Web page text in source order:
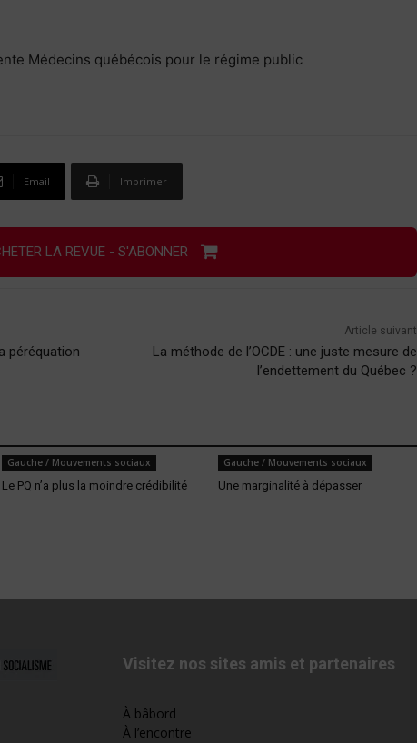
Médecins québécois pour le régime public
Email Imprimer
LA REVUE - S'ABONNER
péréquation
Article suivant
La méthode de l’OCDE : une juste mesure de
l’endettement du Québec ?
Gauche / Mouvements sociaux
Le PQ n’a plus la moindre crédibilité
Gauche / Mouvements sociaux
Une marginalité à dépasser
Visitez nos sites amis et partenaires
À bâbord
À l’encontre